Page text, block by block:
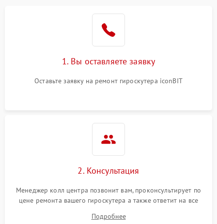
1. Вы оставляете заявку
Оставьте заявку на ремонт гироскутера iconBIT
2. Консультация
Менеджер колл центра позвонит вам, проконсультирует по
цене ремонта вашего гироскутера а также ответит на все
Подробнее